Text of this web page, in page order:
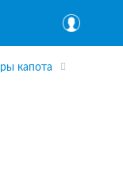
капота